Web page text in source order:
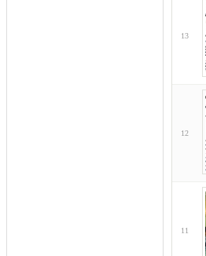
13
12
11